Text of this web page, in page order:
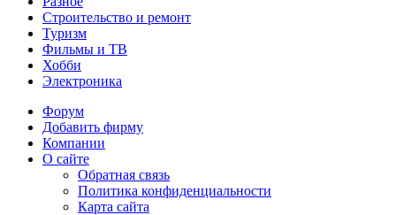
Строительство и ремонт
Туризм
Фильмы и ТВ
Хобби
Электроника
Форум
Добавить фирму
Компании
О сайте
Обратная связь
Политика конфиденциальности
Карта сайта